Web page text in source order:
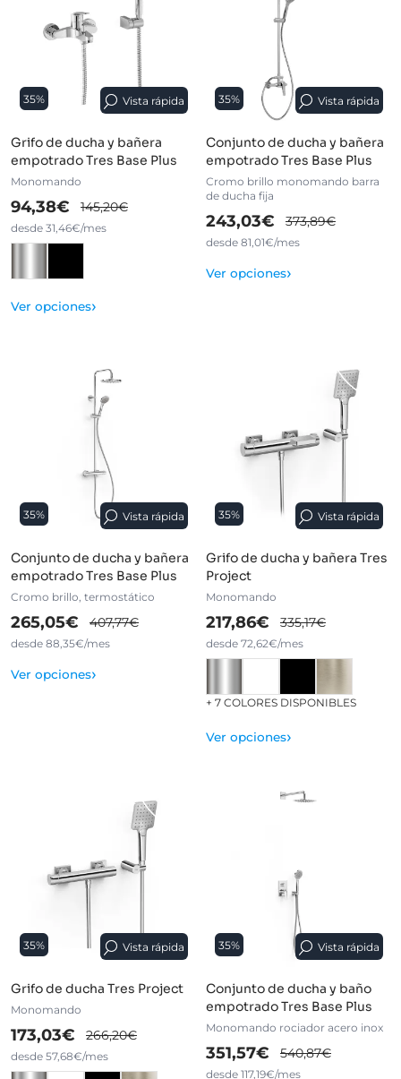
35% Vista rápida
Grifo de ducha y bañera
empotrado Tres Base Plus
Monomando
94,38€ 145,20€
desde 31,46€/mes
Ver opciones›
35% Vista rápida
Conjunto de ducha y bañera
empotrado Tres Base Plus
Cromo brillo monomando barra
de ducha fija
243,03€ 373,89€
desde 81,01€/mes
Ver opciones›
35% Vista rápida
Conjunto de ducha y bañera
empotrado Tres Base Plus
Cromo brillo, termostático
265,05€ 407,77€
desde 88,35€/mes
Ver opciones›
35% Vista rápida
Grifo de ducha y bañera Tres
Project
Monomando
217,86€ 335,17€
desde 72,62€/mes
+ 7 COLORES DISPONIBLES
Ver opciones›
35% Vista rápida
Grifo de ducha Tres Project
Monomando
173,03€ 266,20€
desde 57,68€/mes
35% Vista rápida
Conjunto de ducha y baño
empotrado Tres Base Plus
Monomando rociador acero inox
351,57€ 540,87€
desde 117,19€/mes